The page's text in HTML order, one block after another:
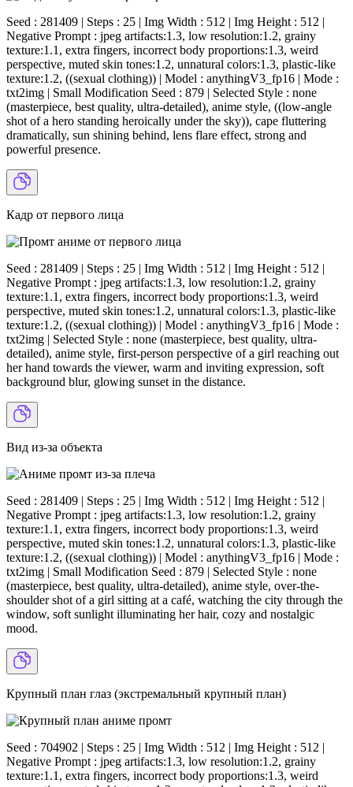
Seed : 281409 | Steps : 25 | Img Width : 512 | Img Height : 512 |
Negative Prompt : jpeg artifacts:1.3, low resolution:1.2, grainy
texture:1.1, extra fingers, incorrect body proportions:1.3, weird
perspective, muted skin tones:1.2, unnatural colors:1.3, plastic-like
texture:1.2, ((sexual clothing)) | Model : anythingV3_fp16 | Mode :
txt2img | Small Modification Seed : 879 | Selected Style : none
(masterpiece, best quality, ultra-detailed), anime style, ((low-angle
shot of a hero standing heroically under the sky)), cape fluttering
dramatically, sun shining behind, lens flare effect, strong and
powerful presence.
Кадр от первого лица
Seed : 281409 | Steps : 25 | Img Width : 512 | Img Height : 512 |
Negative Prompt : jpeg artifacts:1.3, low resolution:1.2, grainy
texture:1.1, extra fingers, incorrect body proportions:1.3, weird
perspective, muted skin tones:1.2, unnatural colors:1.3, plastic-like
texture:1.2, ((sexual clothing)) | Model : anythingV3_fp16 | Mode :
txt2img | Selected Style : none (masterpiece, best quality, ultra-
detailed), anime style, first-person perspective of a girl reaching out
her hand towards the viewer, warm and inviting expression, soft
background blur, glowing sunset in the distance.
Вид из-за объекта
Seed : 281409 | Steps : 25 | Img Width : 512 | Img Height : 512 |
Negative Prompt : jpeg artifacts:1.3, low resolution:1.2, grainy
texture:1.1, extra fingers, incorrect body proportions:1.3, weird
perspective, muted skin tones:1.2, unnatural colors:1.3, plastic-like
texture:1.2, ((sexual clothing)) | Model : anythingV3_fp16 | Mode :
txt2img | Small Modification Seed : 879 | Selected Style : none
(masterpiece, best quality, ultra-detailed), anime style, over-the-
shoulder shot of a girl sitting at a café, watching the city through the
window, soft sunlight illuminating her hair, cozy and nostalgic
mood.
Крупный план глаз (экстремальный крупный план)
Seed : 704902 | Steps : 25 | Img Width : 512 | Img Height : 512 |
Negative Prompt : jpeg artifacts:1.3, low resolution:1.2, grainy
texture:1.1, extra fingers, incorrect body proportions:1.3, weird